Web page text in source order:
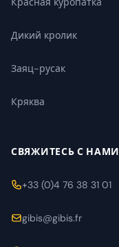
Дикий кролик
Заяц-русак
Кряква
СВЯЖИТЕСЬ С НАМИ
+33 (0)4 76 38 31 01
gibis@gibis.fr